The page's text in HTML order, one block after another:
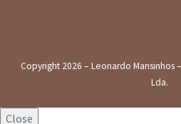
Copyright 2026 – Leonardo
Lda.
Close